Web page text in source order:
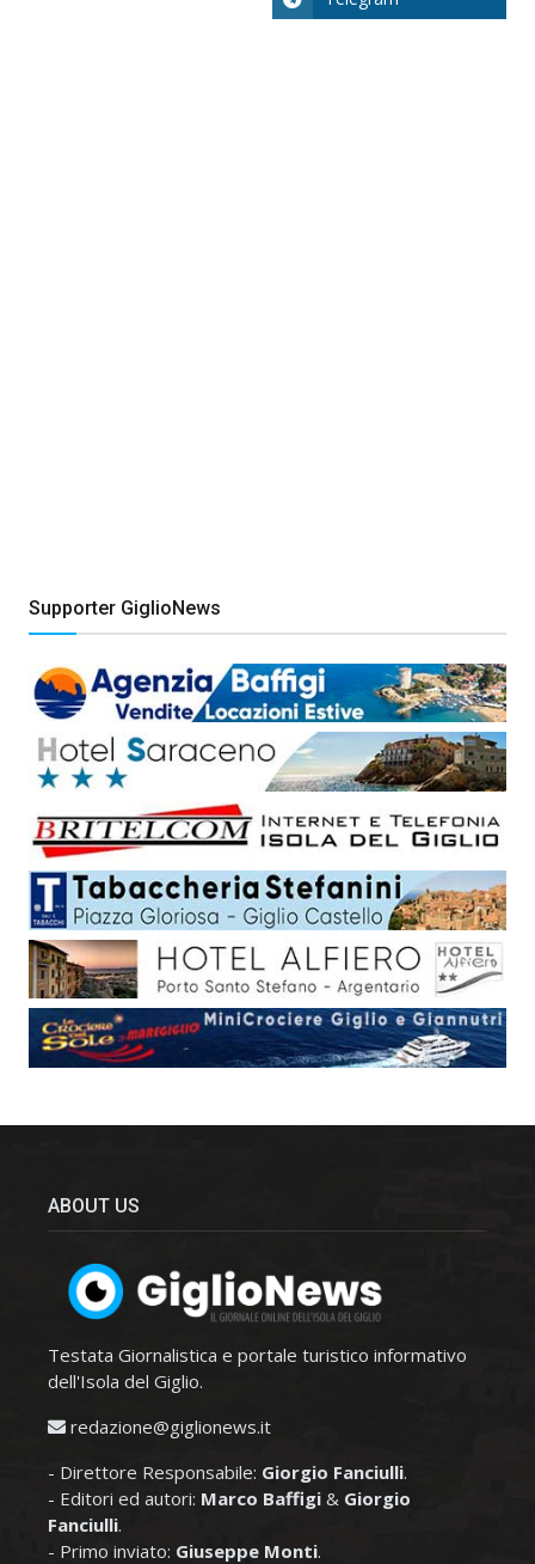
Supporter GiglioNews
ABOUT US
Testata Giornalistica e portale turistico informativo
dell'Isola del Giglio.
redazione@giglionews.it
- Direttore Responsabile: Giorgio Fanciulli.
- Editori ed autori: Marco Baffigi & Giorgio
Fanciulli.
- Primo inviato: Giuseppe Monti.